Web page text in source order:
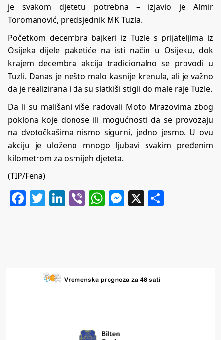
je svakom djetetu potrebna – izjavio je Almir
Toromanović, predsjednik MK Tuzla.
Početkom decembra bajkeri iz Tuzle s prijateljima iz
Osijeka dijele paketiće na isti način u Osijeku, dok
krajem decembra akcija tradicionalno se provodi u
Tuzli. Danas je nešto malo kasnije krenula, ali je važno
da je realizirana i da su slatkiši stigli do male raje Tuzle.
Da li su mališani više radovali Moto Mrazovima zbog
poklona koje donose ili mogućnosti da se provozaju
na dvotočkašima nismo sigurni, jedno jesmo. U ovu
akciju je uloženo mnogo ljubavi svakim pređenim
kilometrom za osmijeh djeteta.
(TIP/Fena)
Facebook
Twitter
LinkedIn
ViberWhatsApp
Messenger
X